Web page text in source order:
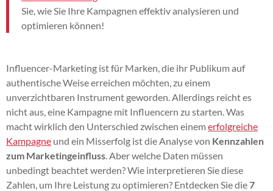
Sie, wie Sie Ihre Kampagnen effektiv analysieren und
optimieren können!
Influencer-Marketing ist für Marken, die ihr Publikum auf
authentische Weise erreichen möchten, zu einem
unverzichtbaren Instrument geworden. Allerdings reicht es
nicht aus, eine Kampagne mit Influencern zu starten. Was
macht wirklich den Unterschied zwischen einemerfolgreiche
Kampagne und ein Misserfolg ist die Analyse von Kennzahlen
zum Marketingeinfluss . Aber welche Daten müssen
unbedingt beachtet werden? Wie interpretieren Sie diese
Zahlen, um Ihre Leistung zu optimieren? Entdecken Sie die7